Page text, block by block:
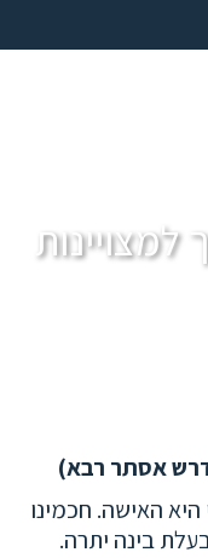
למצויינות
אסתר רבא)
היא האישה. חכמינו
בינה יתרה.